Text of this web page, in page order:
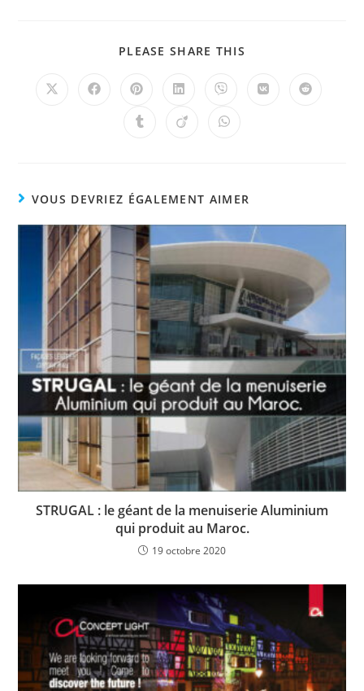
PLEASE SHARE THIS
VOUS DEVRIEZ ÉGALEMENT AIMER
STRUGAL : le géant de la menuiserie Aluminium
qui produit au Maroc.
19 octobre 2020